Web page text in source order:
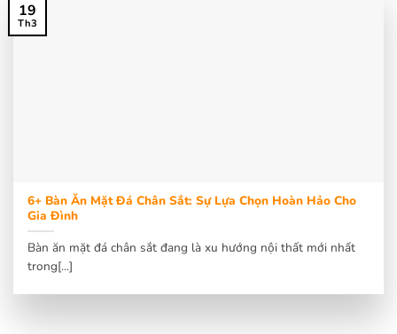
6+ Bàn Ăn Mặt Đá Chân Sắt: Sự Lựa Chọn Hoàn Hảo Cho
Gia Đình
Bàn ăn mặt đá chân sắt đang là xu hướng nội thất mới nhất
trong[...]
19
Th3